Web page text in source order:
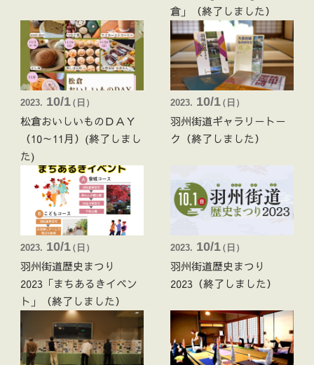
倉」（終了しました）
2023. 10/1
（日 ）
松倉おいしいものＤＡＹ
（10～11月）(終了しまし
た)
2023. 10/1
（日 ）
羽州街道ギャラリートー
ク（終了しました）
2023. 10/1
（日 ）
羽州街道歴史まつり
2023「まちあるきイベン
ト」（終了しました）
2023. 10/1
（日 ）
羽州街道歴史まつり
2023（終了しました）